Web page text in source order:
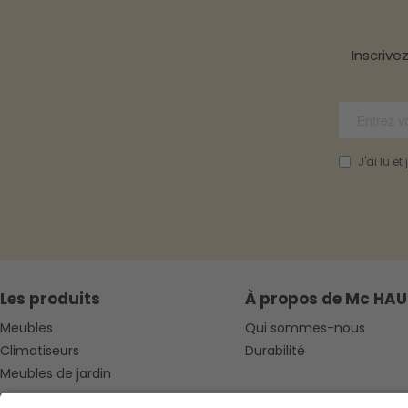
J'ai lu et
Les produits
Meubles
Climatiseurs
Meubles de jardin
À propos de Mc
Qui sommes-nous
Durabilité